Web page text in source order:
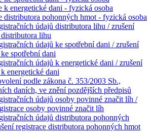
k energetické dani - fyzická osoba
distributora pohonných hmot - fyzická osoba
údajů distributora lihu / zrušení
distributora lihu
údajů ke spotřební dani / zrušení
spotřební dani
údajů k energetické dani / zrušení
energetické dani
podle zákona č. 353/2003 Sb.,
daních, ve znění pozdějších předpisů
údajů osoby povinné značit líh /
osoby povinné značit líh
údajů distributora pohonných
registrace distributora pohonných hmot